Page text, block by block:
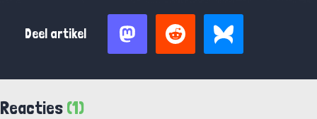
Deel artikel
Reacties (1)